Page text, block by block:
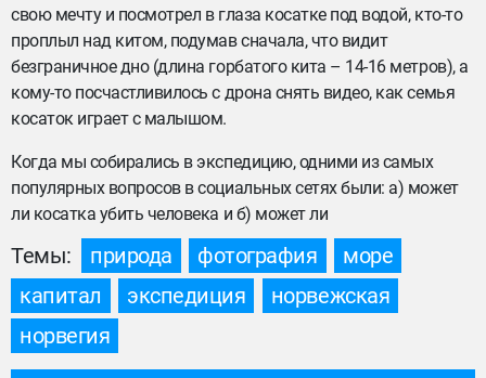
свою мечту и посмотрел в глаза косатке под водой, кто-то
проплыл над китом, подумав сначала, что видит
безграничное дно (длина горбатого кита – 14-16 метров), а
кому-то посчастливилось с дрона снять видео, как семья
косаток играет с малышом.
Когда мы собирались в экспедицию, одними из самых
популярных вопросов в социальных сетях были: а) может
ли косатка убить человека и б) может ли
Темы: природа фотография
море
капитал
экспедиция
норвежская
норвегия